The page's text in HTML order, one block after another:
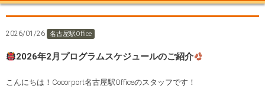
2026/01/26 名古屋駅Office
2026年2月プログラムスケジュールのご紹介
こんにちは！Cocorport名古屋駅Officeのスタッフです！